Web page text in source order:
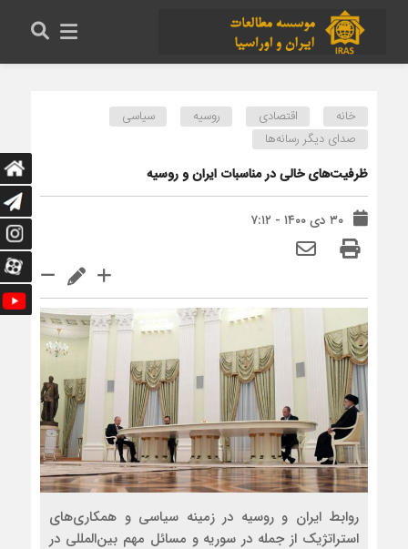
خانه اقتصادی روسیه
سیاسی
صدای دیگر رسانه‌ها
ظرفیت‌های خالی در مناسبات ایران و روسیه
۳۰ دی ۱۴۰۰ - ۷:۱۲
روابط ايران و روسيه در زمينه سياسي و همكاري‌هاي
استراتژيك از جمله در سوريه و مسائل مهم بين‌المللي در